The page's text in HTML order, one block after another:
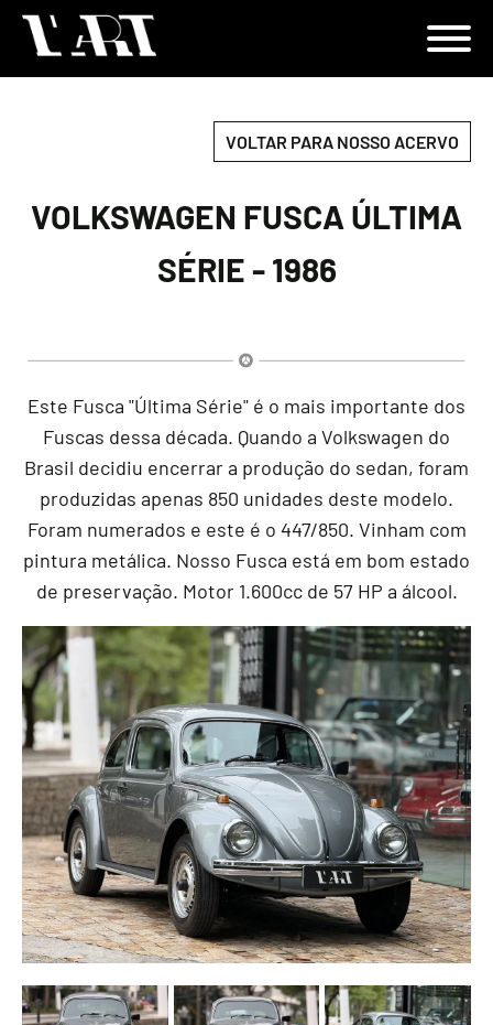
VOLTAR PARA NOSSO ACERVO
VOLKSWAGEN FUSCA ÚLTIMA
SÉRIE - 1986
Este Fusca "Última Série" é o mais importante dos
Fuscas dessa década. Quando a Volkswagen do
Brasil decidiu encerrar a produção do sedan, foram
produzidas apenas 850 unidades deste modelo.
Foram numerados e este é o 447/850. Vinham com
pintura metálica. Nosso Fusca está em bom estado
de preservação. Motor 1.600cc de 57 HP a álcool.